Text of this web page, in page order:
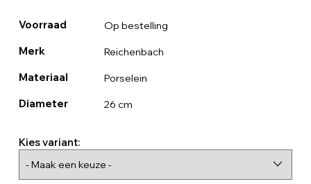
Voorraad Op bestelling
Merk Reichenbach
Materiaal Porselein
Diameter 26 cm
Kies variant: